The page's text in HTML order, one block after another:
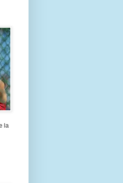
la